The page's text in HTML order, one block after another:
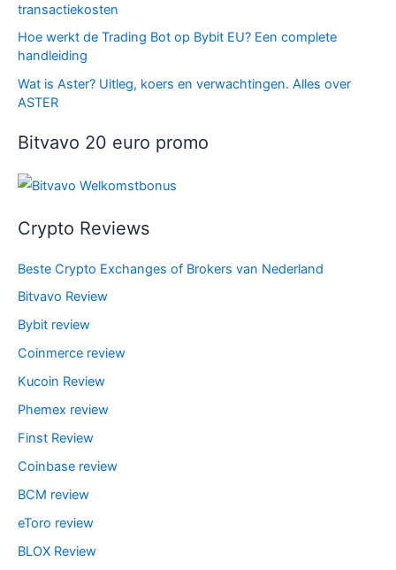
transactiekosten
Hoe werkt de Trading Bot op Bybit EU? Een complete
handleiding
Wat is Aster? Uitleg, koers en verwachtingen. Alles over
ASTER
Bitvavo 20 euro promo
Crypto Reviews
Beste Crypto Exchanges of Brokers van Nederland
Bitvavo Review
Bybit review
Coinmerce review
Kucoin Review
Phemex review
Finst Review
Coinbase review
BCM review
eToro review
BLOX Review